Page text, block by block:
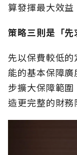
算發揮最大效益
策略三則是「先
先以保費較低
能的基本保障
步擴大保障範
造更完整的財務